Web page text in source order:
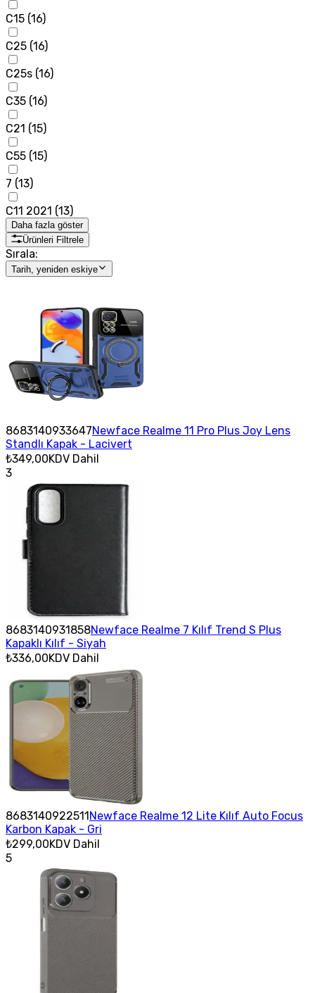
C15 (16)
C25 (16)
C25s (16)
C35 (16)
C21 (15)
C55 (15)
7 (13)
C11 2021 (13)
Daha fazla göster
Ürünleri Filtrele
Sırala:
Tarih, yeniden eskiye
8683140933647Newface Realme 11 Pro Plus Joy Lens
Standlı Kapak - Lacivert
₺349,00KDV Dahil
3
8683140931858Newface Realme 7 Kılıf Trend S Plus
Kapaklı Kılıf - Siyah
₺336,00KDV Dahil
8683140922511Newface Realme 12 Lite Kılıf Auto Focus
Karbon Kapak - Gri
₺299,00KDV Dahil
5